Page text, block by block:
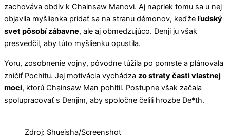
zachováva obdiv k Chainsaw Manovi. Aj napriek tomu sa u nej
objavila myšlienka pridať sa na stranu démonov, keďže ľudský
svet pôsobí zábavne, ale aj obmedzujúco. Denji ju však
presvedčil, aby túto myšlienku opustila.
Yoru, zosobnenie vojny, pôvodne túžila po pomste a plánovala
zničiť Pochitu. Jej motivácia vychádza zo straty časti vlastnej
moci, ktorú Chainsaw Man pohltil. Postupne však začala
spolupracovať s Denjim, aby spoločne čelili hrozbe De*th.
Zdroj: Shueisha/Screenshot